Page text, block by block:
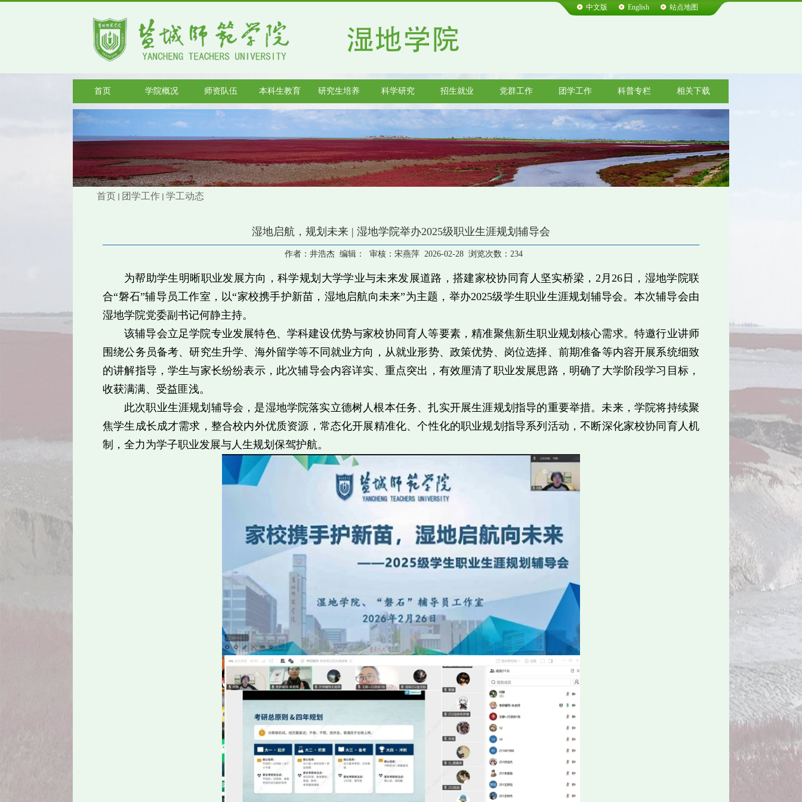
中文版 English 站点地图
首页 学院概况 师资队伍 本科生教育 研究生培养 科学研究 招生就业 党群工作 团学工作 科普专栏 相关下载
首页 团学工作 学工动态
湿地启航，规划未来 | 湿地学院举办2025级职业生涯规划辅导会
作者：井浩杰 编辑： 审核：宋燕萍 2026-02-28 浏览次数： 234
为帮助学生明晰职业发展方向，科学规划大学学业与未来发展道路，搭建家校协同育人坚实桥梁，2月26日，湿地学院联
合“磐石”辅导员工作室，以“家校携手护新苗，湿地启航向未来”为主题，举办2025级学生职业生涯规划辅导会。本次辅导会由
湿地学院党委副书记何静主持。
该辅导会立足学院专业发展特色、学科建设优势与家校协同育人等要素，精准聚焦新生职业规划核心需求。特邀行业讲师
围绕公务员备考、研究生升学、海外留学等不同就业方向，从就业形势、政策优势、岗位选择、前期准备等内容开展系统细致
的讲解指导，学生与家长纷纷表示，此次辅导会内容详实、重点突出，有效厘清了职业发展思路，明确了大学阶段学习目标，
收获满满、受益匪浅。
此次职业生涯规划辅导会，是湿地学院落实立德树人根本任务、扎实开展生涯规划指导的重要举措。未来，学院将持续聚
焦学生成长成才需求，整合校内外优质资源，常态化开展精准化、个性化的职业规划指导系列活动，不断深化家校协同育人机
制，全力为学子职业发展与人生规划保驾护航。